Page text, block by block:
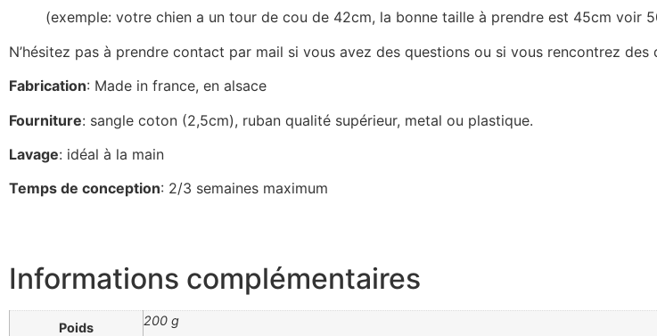
(exemple: votre chien a un tour de cou de 42cm, la bonne taille à prendre est 45cm voir
N’hésitez pas à prendre contact par mail si vous avez des questions ou si vous rencontrez
Fabrication: Made in france, en alsace
Fourniture: sangle coton (2,5cm), ruban qualité supérieur, metal ou plastique.
Lavage: idéal à la main
Temps de conception: 2/3 semaines maximum
Informations complémentaires
Poids 200 g